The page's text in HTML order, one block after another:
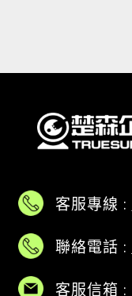
客服專線 :
聯絡電話 :
客服信箱 :